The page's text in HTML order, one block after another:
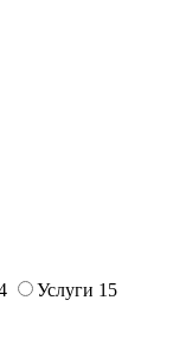
Услуги 15